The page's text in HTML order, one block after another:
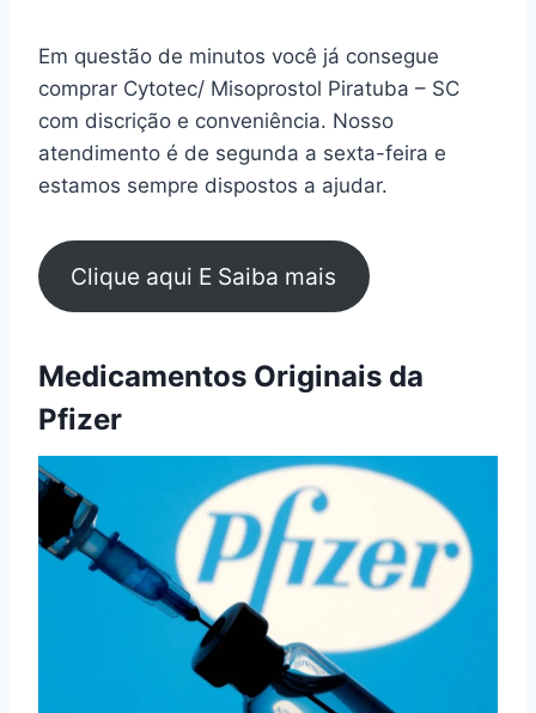
Em questão de minutos você já consegue
comprar Cytotec/ Misoprostol Piratuba – SC
com discrição e conveniência. Nosso
atendimento é de segunda a sexta-feira e
estamos sempre dispostos a ajudar.
Clique aqui E Saiba mais
Medicamentos Originais da
Pfizer